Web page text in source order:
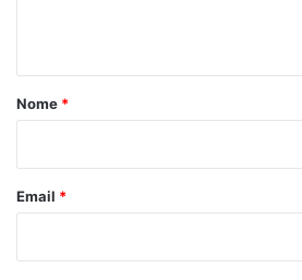
o
Nome *
Email *